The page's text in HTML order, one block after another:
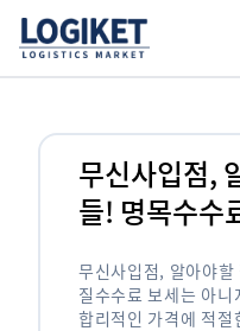
무신사입점,
들! 명목수수
무신사입점, 알아야
질수수료 보세는 아
합리적인 가격에 적